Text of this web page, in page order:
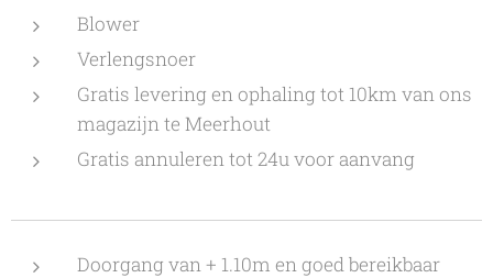
Blower
Verlengsnoer
Gratis levering en ophaling tot 10km van ons
magazijn te Meerhout
Gratis annuleren tot 24u voor aanvang
Doorgang van + 1.10m en goed bereikbaar